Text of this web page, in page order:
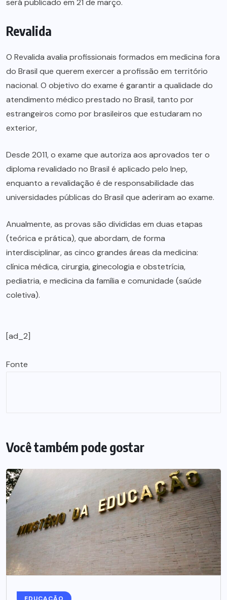
será publicado em 21 de março.
Revalida
O Revalida avalia profissionais formados em medicina fora
do Brasil que querem exercer a profissão em território
nacional. O objetivo do exame é garantir a qualidade do
atendimento médico prestado no Brasil, tanto por
estrangeiros como por brasileiros que estudaram no
exterior,
Desde 2011, o exame que autoriza aos aprovados ter o
diploma revalidado no Brasil é aplicado pelo Inep,
enquanto a revalidação é de responsabilidade das
universidades públicas do Brasil que aderiram ao exame.
Anualmente, as provas são divididas em duas etapas
(teórica e prática), que abordam, de forma
interdisciplinar, as cinco grandes áreas da medicina:
clínica médica, cirurgia, ginecologia e obstetrícia,
pediatria, e medicina da família e comunidade (saúde
coletiva).
[ad_2]
Fonte
Você também pode gostar